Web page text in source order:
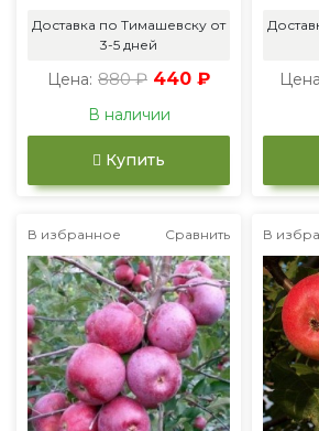
Доставка по Тимашевску от
3-5 дней
Цена: 880 ₽ 440 ₽
В наличии
Купить
В избранное Сравнить В